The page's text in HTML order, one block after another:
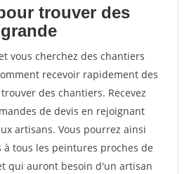
trouver des
vous cherchez des chantiers
recevoir rapidement des
des chantiers. Recevez
de devis en rejoignant
artisans. Vous pourrez ainsi
à tous les peintures proches de
qui auront besoin d'un artisan